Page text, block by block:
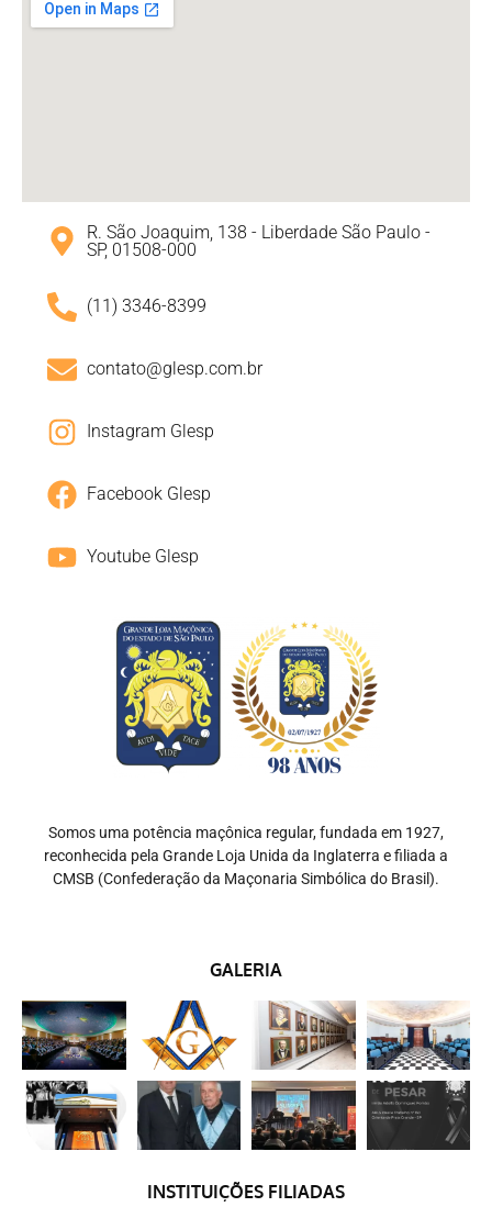
R. São Joaquim, 138 - Liberdade São Paulo -
SP, 01508-000
(11) 3346-8399
contato@glesp.com.br
Instagram Glesp
Facebook Glesp
Youtube Glesp
Somos uma potência maçônica regular, fundada em 1927,
reconhecida pela Grande Loja Unida da Inglaterra e filiada a
CMSB (Confederação da Maçonaria Simbólica do Brasil).
GALERIA
INSTITUIÇÕES FILIADAS